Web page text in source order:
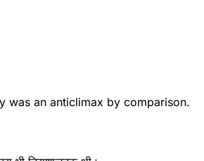
was an anticlimax by comparison.